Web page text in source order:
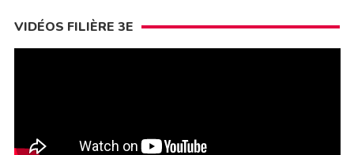
VIDÉOS FILIÈRE 3E